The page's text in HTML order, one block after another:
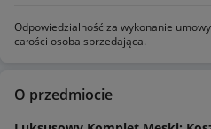
Odpowiedzialność za wykonanie
całości osoba sprzedająca.
O przedmiocie